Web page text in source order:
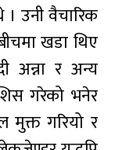
। उनी वैचारिक
खडा थिए
अन्ना र अन्य
गरेको भनेर
मुक्त गरियो र